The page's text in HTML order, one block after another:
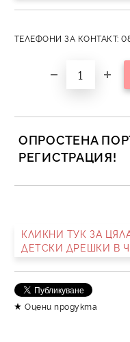
ТЕЛЕФОНИ ЗА КОНТАКТ:
ОПРОСТЕНА
РЕГИСТРАЦИЯ!
Ние ще се свържем с
КЛИКНИ ТУК ЗА
ДЕТСКИ ДРЕШКИ В
Оцени продукта